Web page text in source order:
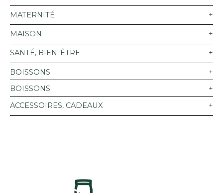
MATERNITÉ
MAISON
SANTÉ, BIEN-ÊTRE
BOISSONS
BOISSONS
ACCESSOIRES, CADEAUX